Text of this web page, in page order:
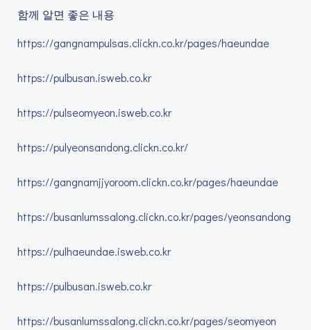
함께 알면 좋은 내용
https://gangnampulsas.clickn.co.kr/pages/haeundae
https://pulbusan.isweb.co.kr
https://pulseomyeon.isweb.co.kr
https://pulyeonsandong.clickn.co.kr/
https://gangnamjjyoroom.clickn.co.kr/pages/haeundae
https://busanlumssalong.clickn.co.kr/pages/yeonsandong
https://pulhaeundae.isweb.co.kr
https://pulbusan.isweb.co.kr
https://busanlumssalong.clickn.co.kr/pages/seomyeon